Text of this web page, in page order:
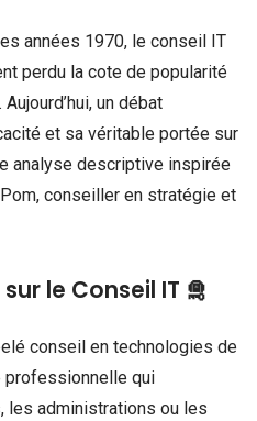
années 1970, le conseil IT
perdu la cote de popularité
un débat
et sa véritable portée sur
analyse descriptive inspirée
conseiller en stratégie et
le Conseil IT 🛅
conseil en technologies de
professionnelle qui
les administrations ou les